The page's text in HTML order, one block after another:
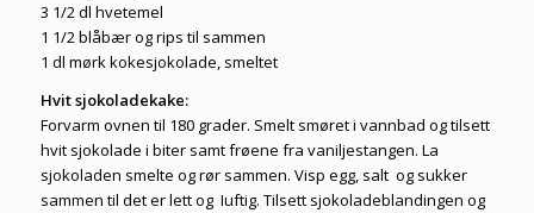
3 1/2 dl hvetemel
1 1/2 blåbær og rips til sammen
1 dl mørk kokesjokolade, smeltet
Hvit sjokoladekake:
Forvarm ovnen til 180 grader. Smelt smøret i vannbad og tilsett
hvit sjokolade i biter samt frøene fra vaniljestangen. La
sjokoladen smelte og rør sammen. Visp egg, salt og sukker
sammen til det er lett og Iuftig. Tilsett sjokoladeblandingen og